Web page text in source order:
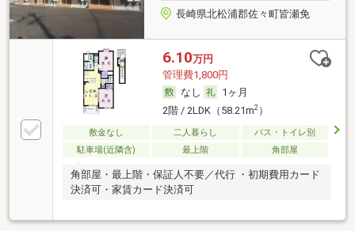
長崎県北松浦郡佐々町皆瀬免
6.10万円
管理費1,800円
なし
1ヶ月
2階 / 2LDK（58.21m2）
敷金なし 二人暮らし
バス・トイレ別
駐車場(近隣含)
最上階 角部屋
角部屋・最上階・保証人不要／代行 ・初期費用カード
決済可・家賃カード決済可